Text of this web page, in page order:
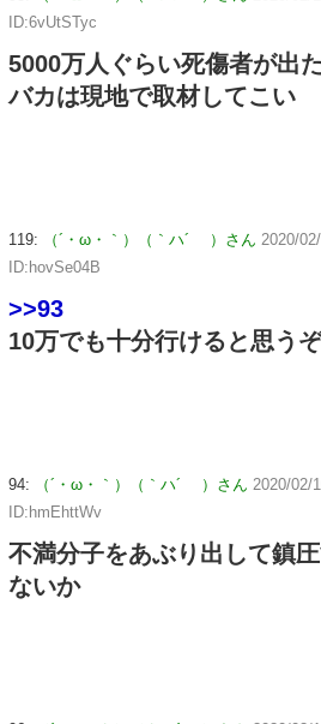
ID:6vUtSTyc
5000万人ぐらい死傷者が出
バカは現地で取材してこい
119: （´・ω・｀）（｀ハ´ ）さん 2020/
ID:hovSe04B
>>93
10万でも十分行けると思う
94: （´・ω・｀）（｀ハ´ ）さん 2020/02/
ID:hmEhttWv
不満分子をあぶり出して鎮
ないか